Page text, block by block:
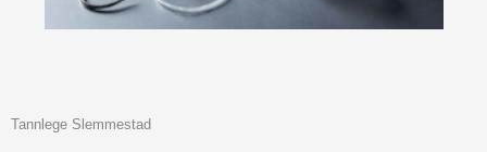
Tannlege Slemmestad